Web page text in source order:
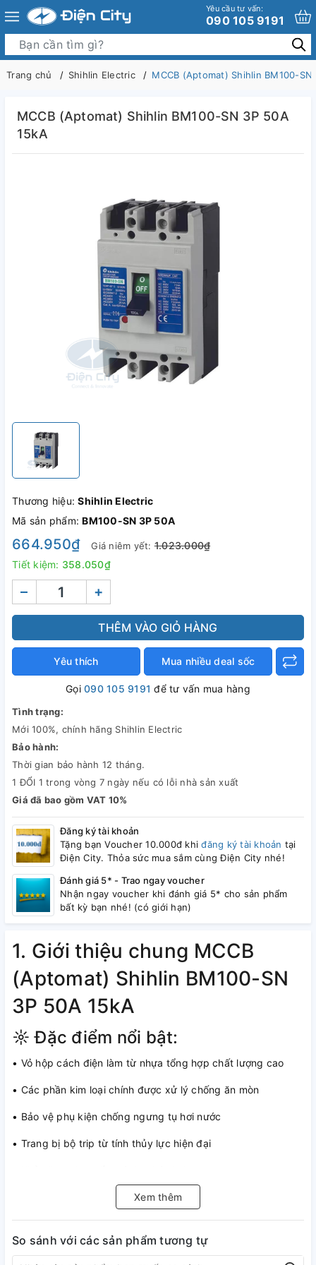
Yêu cầu tư vấn:
090 105 9191
Trang chủ Shihlin Electric MCCB (Aptomat) Shihlin BM100-SN
MCCB (Aptomat) Shihlin BM100-SN 3P 50A
15kA
Thương hiệu:Shihlin Electric
Mã sản phẩm:BM100-SN 3P 50A
664.950₫ Giá niêm yết:1.023.000₫
Tiết kiệm: 358.050₫
– +
THÊM VÀO GIỎ HÀNG
Yêu thích Mua nhiều deal sốc
Gọi090 105 9191 để tư vấn mua hàng
Tình trạng:
Mới 100%, chính hãng Shihlin Electric
Bảo hành:
Thời gian bảo hành 12 tháng.
1 ĐỔI 1 trong vòng 7 ngày nếu có lỗi nhà sản xuất
Giá đã bao gồm VAT 10%
Đăng ký tài khoản
Tặng bạn Voucher 10.000đ khiđăng ký tài khoản tại
Điện City. Thỏa sức mua sắm cùng Điện City nhé!
Đánh giá 5* - Trao ngay voucher
Nhận ngay voucher khi đánh giá 5* cho sản phẩm
bất kỳ bạn nhé! (có giới hạn)
1. Giới thiệu chung MCCB
(Aptomat) Shihlin BM100-SN
3P 50A 15kA
☼ Đặc điểm nổi bật:
• Vỏ hộp cách điện làm từ nhựa tổng hợp chất lượng cao
• Các phần kim loại chính được xử lý chống ăn mòn
• Bảo vệ phụ kiện chống ngưng tụ hơi nước
• Trang bị bộ trip từ tính thủy lực hiện đại
• Bảo vệ hiệu quả chống quá tải và ngắn mạch trong hệ
• Lắp đặt dễ dàng, kết nối nhanh chóng qua kẹp thiết bị đầu
cuối
Xem thêm
So sánh với các sản phẩm tương tự